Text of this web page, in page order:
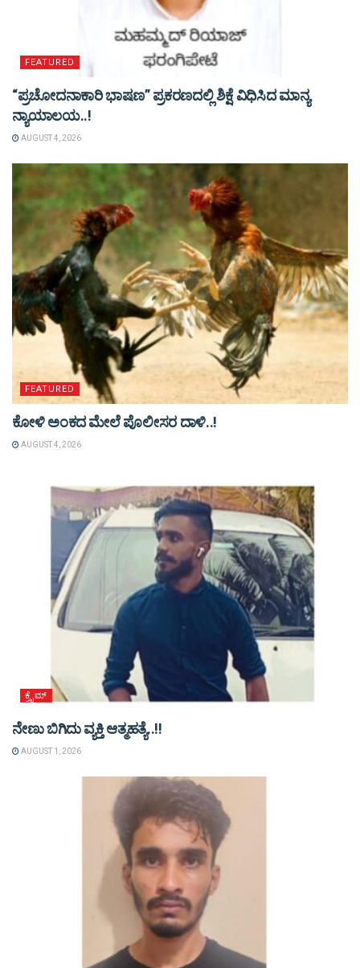
FEATURED
“ಪ್ರಚೋದನಾಕಾರಿ ಭಾಷಣ” ಪ್ರಕರಣದಲ್ಲಿ ಶಿಕ್ಷೆ ವಿಧಿಸಿದ ಮಾನ್ಯ
ನ್ಯಾಯಾಲಯ..!
AUGUST 4, 2026
FEATURED
ಕೋಳಿ ಅಂಕದ ಮೇಲೆ ಪೊಲೀಸರ ದಾಳಿ..!
AUGUST 4, 2026
ಕ್ರೈಮ್
ನೇಣು ಬಿಗಿದು ವ್ಯಕ್ತಿ ಆತ್ಮಹತ್ಯೆ..!!
AUGUST 1, 2026